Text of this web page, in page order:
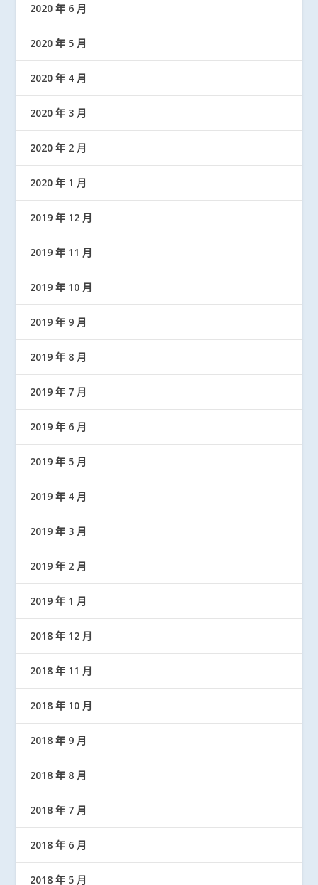
2020 年 6 月
2020 年 5 月
2020 年 4 月
2020 年 3 月
2020 年 2 月
2020 年 1 月
2019 年 12 月
2019 年 11 月
2019 年 10 月
2019 年 9 月
2019 年 8 月
2019 年 7 月
2019 年 6 月
2019 年 5 月
2019 年 4 月
2019 年 3 月
2019 年 2 月
2019 年 1 月
2018 年 12 月
2018 年 11 月
2018 年 10 月
2018 年 9 月
2018 年 8 月
2018 年 7 月
2018 年 6 月
2018 年 5 月